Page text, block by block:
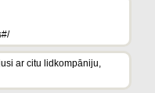
ar citu lidkompāniju,